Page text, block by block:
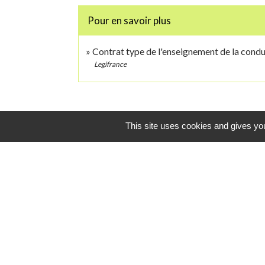
Pour en savoir plus
Contrat type de l'enseignement de la
Legifrance
This site uses cookies and gives